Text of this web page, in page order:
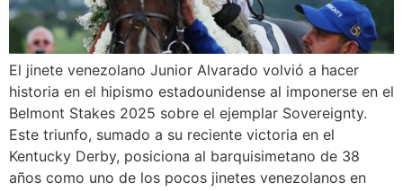
El jinete venezolano Junior Alvarado volvió a hacer
historia en el hipismo estadounidense al imponerse en el
Belmont Stakes 2025 sobre el ejemplar Sovereignty.
Este triunfo, sumado a su reciente victoria en el
Kentucky Derby, posiciona al barquisimetano de 38
años como uno de los pocos jinetes venezolanos en